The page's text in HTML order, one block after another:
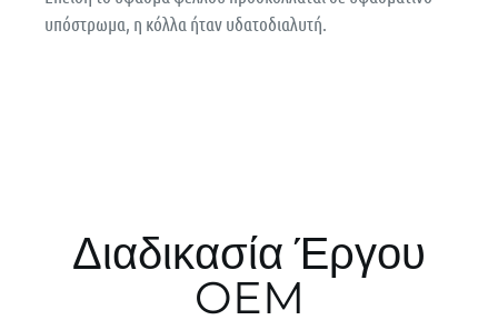
υπόστρωμα, η κόλλα ήταν υδατοδιαλυτή.
Διαδικασία Έργου
OEM